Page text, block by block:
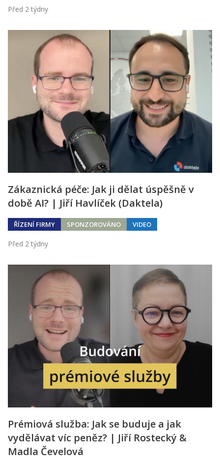
Před 2 týdny
Zákaznická péče: Jak ji dělat úspěšně v
době AI? | Jiří Havlíček (Daktela)
ŘÍZENÍ FIRMY SPONZOROVÁNO VIDEO
Před 2 týdny
Prémiová služba: Jak se buduje a jak
vydělávat víc peněz? | Jiří Rostecký &
Madla Čevelová